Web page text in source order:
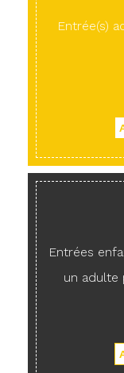
Entrée(s)
Entrées
un adulte